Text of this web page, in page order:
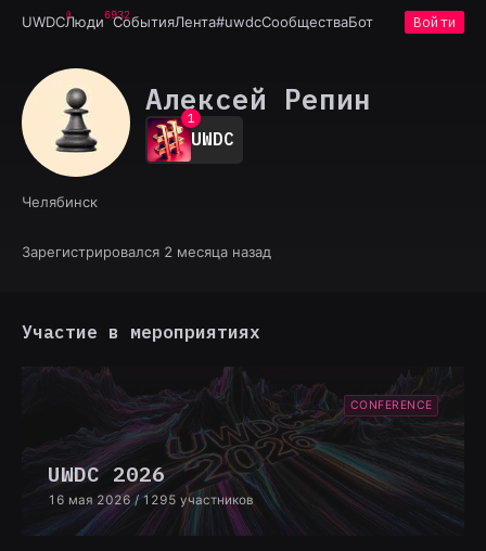
UWDCЛюди6932
СобытияЛента#uwdcСообществаБот Войти
Алексей Репин
0
1
2
3
7
UWDC
Челябинск
Зарегистрировался 2 месяца назад
Участие в мероприятиях
CONFERENCE
UWDC 2026
16 мая 2026 / 1295 участников